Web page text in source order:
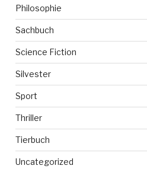
Philosophie
Sachbuch
Science Fiction
Silvester
Sport
Thriller
Tierbuch
Uncategorized